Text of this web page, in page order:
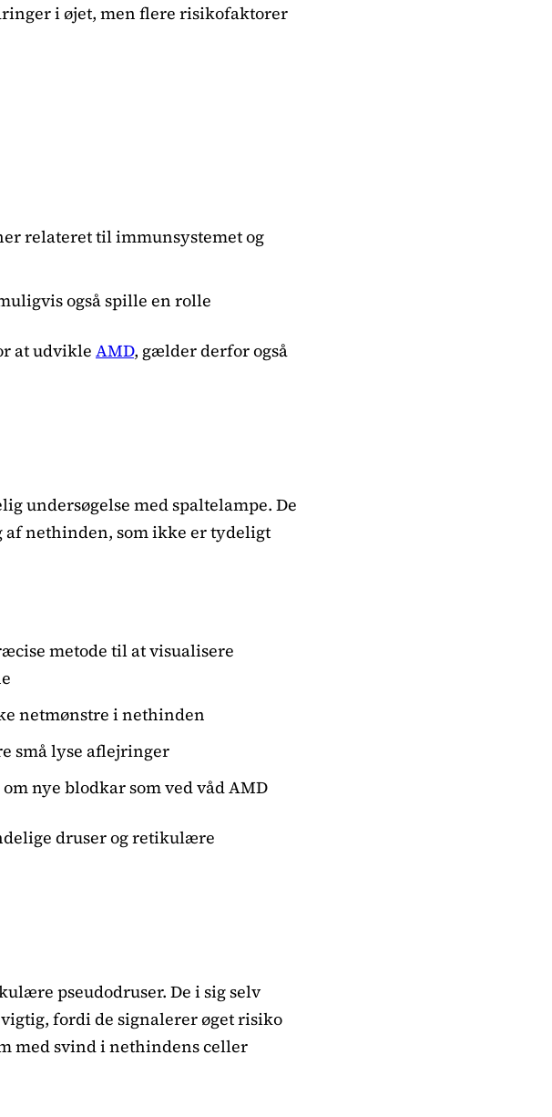
i øjet, men flere risikofaktorer
relateret til immunsystemet og
også spille en rolle
at udvikle AMD, gælder derfor også
undersøgelse med spaltelampe. De
nethinden, som ikke er tydeligt
metode til at visualisere
netmønstre i nethinden
små lyse aflejringer
nye blodkar som ved våd AMD
druser og retikulære
pseudodruser. De i sig selv
fordi de signalerer øget risiko
med svind i nethindens celler